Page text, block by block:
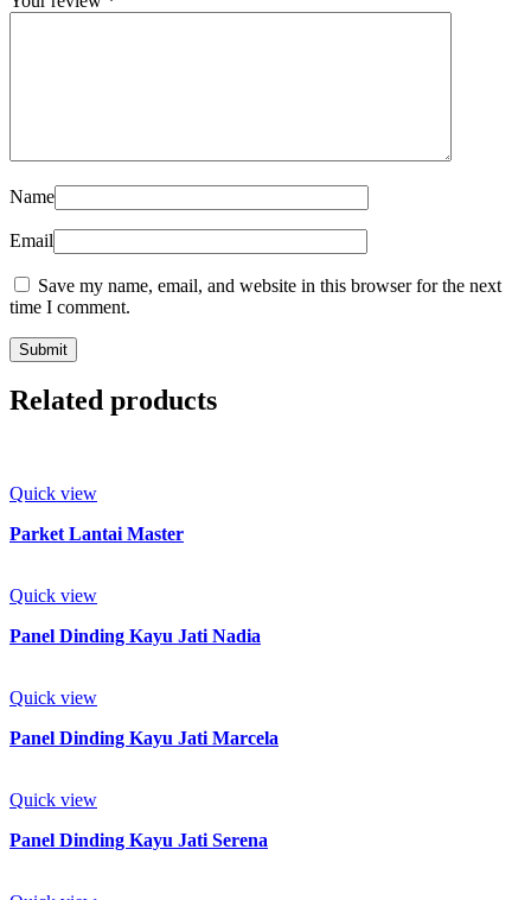
Name
Email
Save my name, email, and website in this browser for the next
time I comment.
Related products
Quick view
Parket Lantai Master
Quick view
Panel Dinding Kayu Jati Nadia
Quick view
Panel Dinding Kayu Jati Marcela
Quick view
Panel Dinding Kayu Jati Serena